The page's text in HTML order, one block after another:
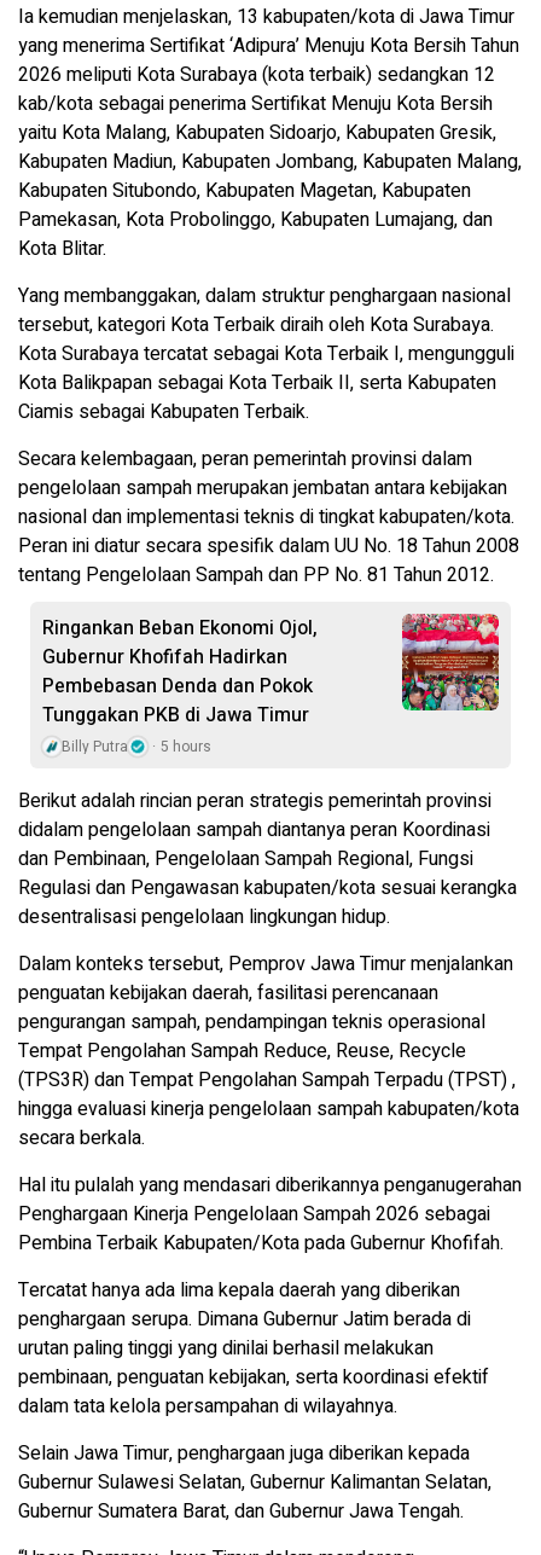
Ia kemudian menjelaskan, 13 kabupaten/kota di Jawa Timur
yang menerima Sertifikat ‘Adipura’ Menuju Kota Bersih Tahun
2026 meliputi Kota Surabaya (kota terbaik) sedangkan 12
kab/kota sebagai penerima Sertifikat Menuju Kota Bersih
yaitu Kota Malang, Kabupaten Sidoarjo, Kabupaten Gresik,
Kabupaten Madiun, Kabupaten Jombang, Kabupaten Malang,
Kabupaten Situbondo, Kabupaten Magetan, Kabupaten
Pamekasan, Kota Probolinggo, Kabupaten Lumajang, dan
Kota Blitar.
Yang membanggakan, dalam struktur penghargaan nasional
tersebut, kategori Kota Terbaik diraih oleh Kota Surabaya.
Kota Surabaya tercatat sebagai Kota Terbaik I, mengungguli
Kota Balikpapan sebagai Kota Terbaik II, serta Kabupaten
Ciamis sebagai Kabupaten Terbaik.
Secara kelembagaan, peran pemerintah provinsi dalam
pengelolaan sampah merupakan jembatan antara kebijakan
nasional dan implementasi teknis di tingkat kabupaten/kota.
Peran ini diatur secara spesifik dalam UU No. 18 Tahun 2008
tentang Pengelolaan Sampah dan PP No. 81 Tahun 2012.
Ringankan Beban Ekonomi Ojol,
Gubernur Khofifah Hadirkan
Pembebasan Denda dan Pokok
Tunggakan PKB di Jawa Timur
Billy Putra 5 hours
Berikut adalah rincian peran strategis pemerintah provinsi
didalam pengelolaan sampah diantanya peran Koordinasi
dan Pembinaan, Pengelolaan Sampah Regional, Fungsi
Regulasi dan Pengawasan kabupaten/kota sesuai kerangka
desentralisasi pengelolaan lingkungan hidup.
Dalam konteks tersebut, Pemprov Jawa Timur menjalankan
penguatan kebijakan daerah, fasilitasi perencanaan
pengurangan sampah, pendampingan teknis operasional
Tempat Pengolahan Sampah Reduce, Reuse, Recycle
(TPS3R) dan Tempat Pengolahan Sampah Terpadu (TPST) ,
hingga evaluasi kinerja pengelolaan sampah kabupaten/kota
secara berkala.
Hal itu pulalah yang mendasari diberikannya penganugerahan
Penghargaan Kinerja Pengelolaan Sampah 2026 sebagai
Pembina Terbaik Kabupaten/Kota pada Gubernur Khofifah.
Tercatat hanya ada lima kepala daerah yang diberikan
penghargaan serupa. Dimana Gubernur Jatim berada di
urutan paling tinggi yang dinilai berhasil melakukan
pembinaan, penguatan kebijakan, serta koordinasi efektif
dalam tata kelola persampahan di wilayahnya.
Selain Jawa Timur, penghargaan juga diberikan kepada
Gubernur Sulawesi Selatan, Gubernur Kalimantan Selatan,
Gubernur Sumatera Barat, dan Gubernur Jawa Tengah.